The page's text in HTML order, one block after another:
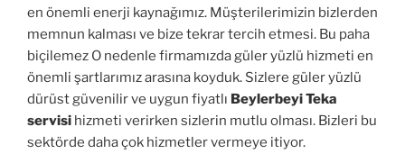
en önemli enerji kaynağımız. Müşterilerimizin bizlerden
memnun kalması ve bize tekrar tercih etmesi. Bu paha
biçilemez O nedenle firmamızda güler yüzlü hizmeti en
önemli şartlarımız arasına koyduk. Sizlere güler yüzlü
dürüst güvenilir ve uygun fiyatlı Beylerbeyi Teka
servisi hizmeti verirken sizlerin mutlu olması. Bizleri bu
sektörde daha çok hizmetler vermeye itiyor.